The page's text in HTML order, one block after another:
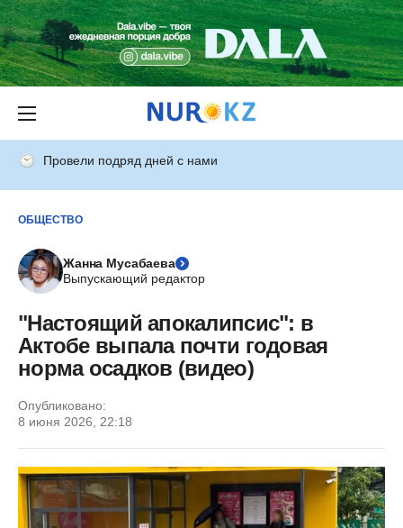
Провели подряд дней с нами
ОБЩЕСТВО
Жанна Мусабаева
Выпускающий редактор
"Настоящий апокалипсис": в
Актобе выпала почти годовая
норма осадков (видео)
Опубликовано:
8 июня 2026, 22:18